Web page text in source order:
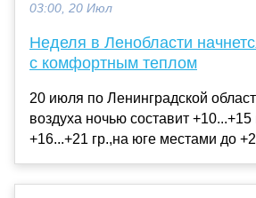
03:00, 20 Июл
Неделя в Ленобласти
с комфортным теплом
20 июля по Ленинградской
воздуха ночью составит +10...+15
+16...+21 гр.,на юге местами до